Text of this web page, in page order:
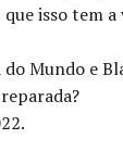
isso tem a
Mundo e